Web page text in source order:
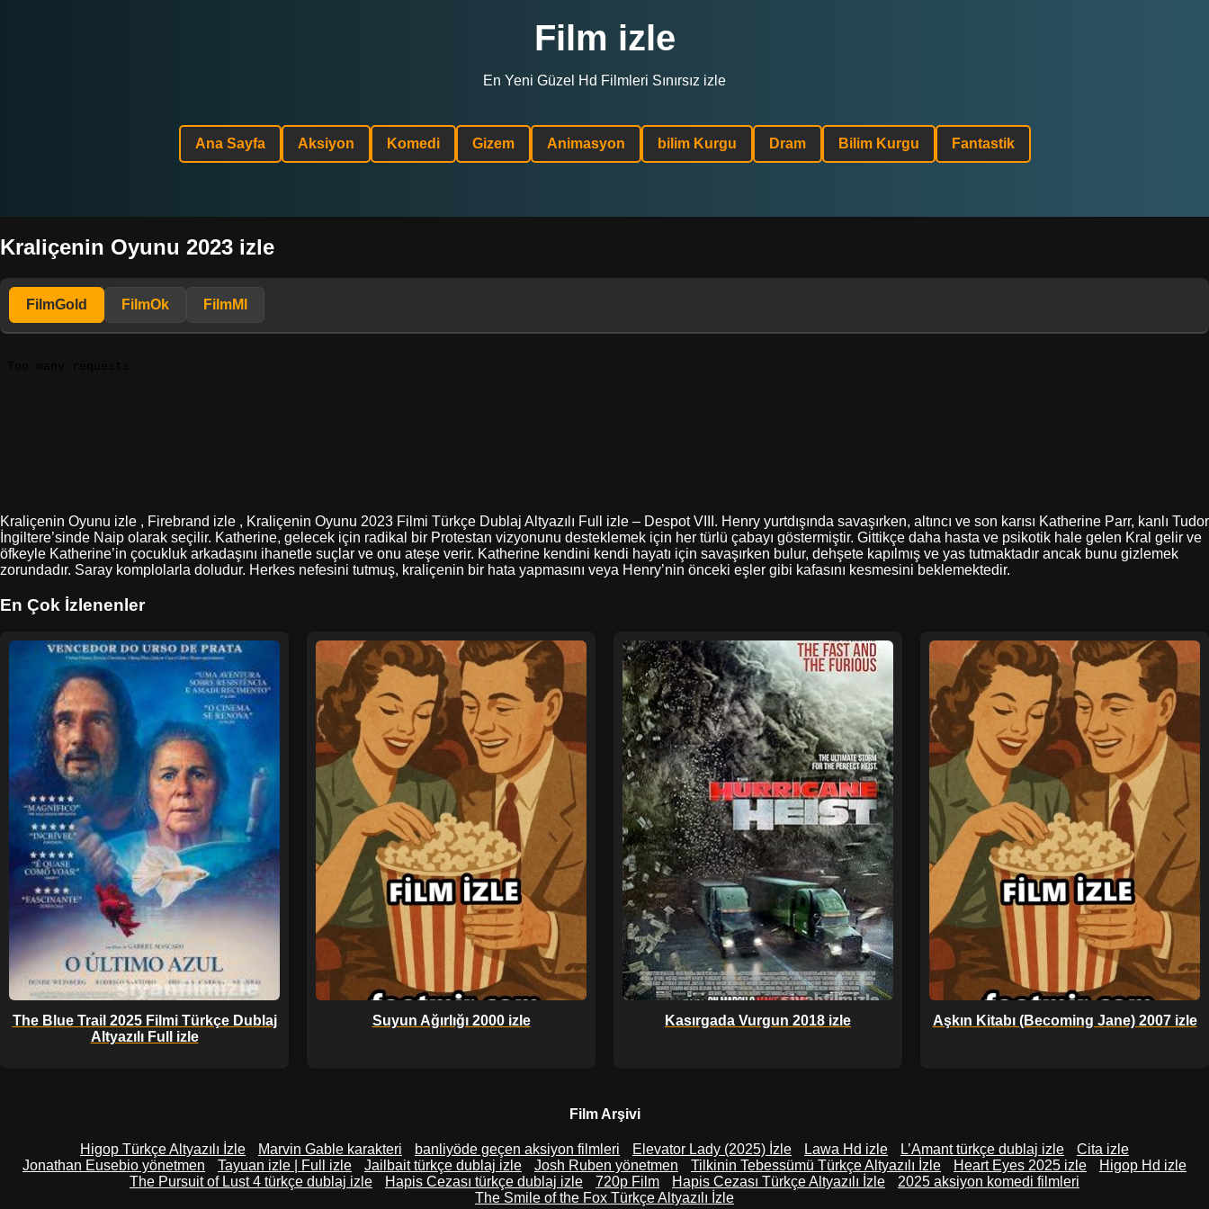
Film izle
En Yeni Güzel Hd Filmleri Sınırsız izle
Ana Sayfa Aksiyon Komedi Gizem Animasyon bilim Kurgu Dram Bilim Kurgu Fantastik
Kraliçenin Oyunu 2023 izle
FilmGold FilmOk FilmMl
Kraliçenin Oyunu izle , Firebrand izle , Kraliçenin Oyunu 2023 Filmi Türkçe Dublaj Altyazılı Full izle – Despot VIII. Henry yurtdışında savaşırken, altıncı ve son karısı Katherine Parr, kanlı Tudor
İngiltere’sinde Naip olarak seçilir. Katherine, gelecek için radikal bir Protestan vizyonunu desteklemek için her türlü çabayı göstermiştir. Gittikçe daha hasta ve psikotik hale gelen Kral gelir ve
öfkeyle Katherine’in çocukluk arkadaşını ihanetle suçlar ve onu ateşe verir. Katherine kendini kendi hayatı için savaşırken bulur, dehşete kapılmış ve yas tutmaktadır ancak bunu gizlemek
zorundadır. Saray komplolarla doludur. Herkes nefesini tutmuş, kraliçenin bir hata yapmasını veya Henry’nin önceki eşler gibi kafasını kesmesini beklemektedir.
En Çok İzlenenler
The Blue Trail 2025 Filmi Türkçe Dublaj
Altyazılı Full izle
Suyun Ağırlığı 2000 izle Kasırgada Vurgun 2018 izle Aşkın Kitabı (Becoming Jane) 2007 izle
Film Arşivi
Higop Türkçe Altyazılı İzle Marvin Gable karakteri banliyöde geçen aksiyon filmleri Elevator Lady (2025) İzle Lawa Hd izle L’Amant türkçe dublaj izle
Cita izle
Jonathan Eusebio yönetmen
Tayuan izle | Full izle Jailbait türkçe dublaj izle Josh Ruben yönetmen Tilkinin Tebessümü Türkçe Altyazılı İzle Heart Eyes 2025 izle
Higop Hd izle
The Pursuit of Lust 4 türkçe dublaj izle
Hapis Cezası türkçe dublaj izle 720p Film Hapis Cezası Türkçe Altyazılı İzle
2025 aksiyon komedi filmleri
The Smile of the Fox Türkçe Altyazılı İzle